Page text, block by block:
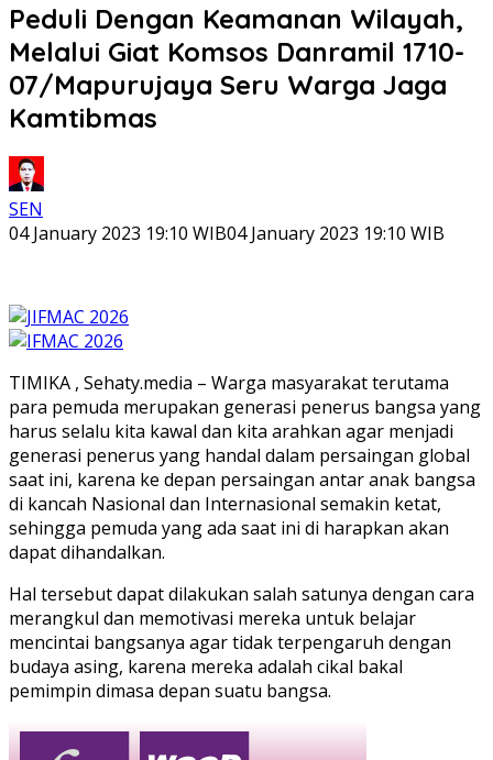
Peduli Dengan Keamanan Wilayah,
Melalui Giat Komsos Danramil 1710-
07/Mapurujaya Seru Warga Jaga
Kamtibmas
SEN
04 January 2023 19:10 WIB04 January 2023 19:10 WIB
TIMIKA , Sehaty.media – Warga masyarakat terutama
para pemuda merupakan generasi penerus bangsa yang
harus selalu kita kawal dan kita arahkan agar menjadi
generasi penerus yang handal dalam persaingan global
saat ini, karena ke depan persaingan antar anak bangsa
di kancah Nasional dan Internasional semakin ketat,
sehingga pemuda yang ada saat ini di harapkan akan
dapat dihandalkan.
Hal tersebut dapat dilakukan salah satunya dengan cara
merangkul dan memotivasi mereka untuk belajar
mencintai bangsanya agar tidak terpengaruh dengan
budaya asing, karena mereka adalah cikal bakal
pemimpin dimasa depan suatu bangsa.